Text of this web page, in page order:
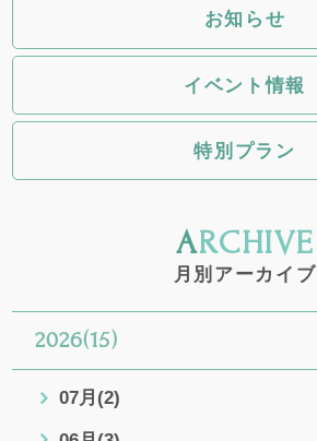
お知らせ
イベント情報
特別プラン
ARCHIVE
月別アーカイブ
2026(15)
07月(2)